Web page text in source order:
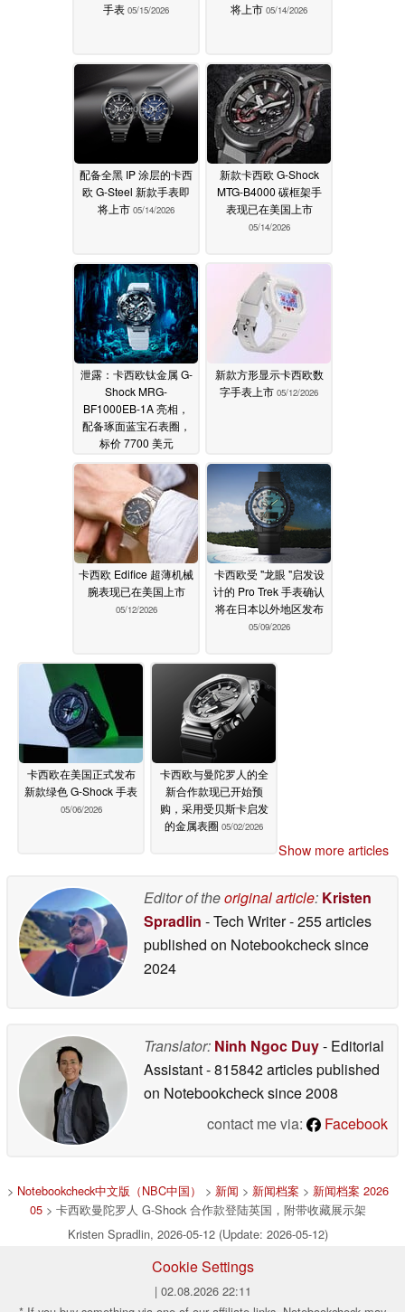
手表 05/15/2026
将上市 05/14/2026
配备全黑 IP 涂层的卡西
欧 G-Steel 新款手表即
将上市 05/14/2026
新款卡西欧 G-Shock
MTG-B4000 碳框架手
表现已在美国上市
05/14/2026
泄露：卡西欧钛金属 G-
Shock MRG-
BF1000EB-1A 亮相，
配备琢面蓝宝石表圈，
标价 7700 美元
05/13/2026
新款方形显示卡西欧数
字手表上市 05/12/2026
卡西欧 Edifice 超薄机械
腕表现已在美国上市
05/12/2026
卡西欧受 "龙眼 "启发设
计的 Pro Trek 手表确认
将在日本以外地区发布
05/09/2026
卡西欧在美国正式发布
新款绿色 G-Shock 手表
05/06/2026
卡西欧与曼陀罗人的全
新合作款现已开始预
购，采用受贝斯卡启发
的金属表圈 05/02/2026
Show more articles
Editor of theoriginal article: Kristen
Spradlin - Tech Writer- 255 articles
published on Notebookchecksince
2024
Translator: Ninh Ngoc Duy- Editorial
Assistant- 815842 articles published
on Notebookchecksince 2008
contact me via:
Facebook
> Notebookcheck中文版（NBC中国） > 新闻 > 新闻档案 > 新闻档案 2026
05 > 卡西欧曼陀罗人 G-Shock 合作款登陆英国，附带收藏展示架
Kristen Spradlin, 2026-05-12 (Update: 2026-05-12)
Cookie Settings
| 02.08.2026 22:11